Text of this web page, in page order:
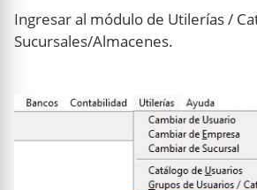
Ingresar al módulo de Utilerías /
Sucursales/Almacenes.